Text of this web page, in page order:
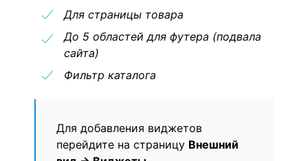
Для добавления виджетов
перейдите на страницу Внешний
Для страницы товара
До 5 областей для футера (подвала
сайта)
Фильтр каталога